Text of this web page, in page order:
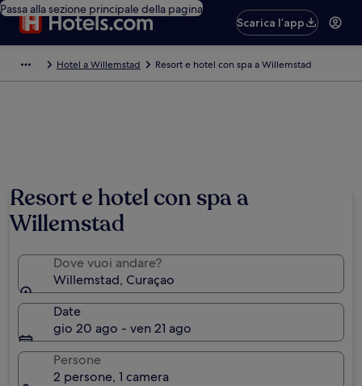
Passa alla sezione principale della pagina
Scarica l’app
Hotel a Willemstad Resort e hotel con spa a Willemstad
Resort e hotel con spa a
Willemstad
Dove vuoi andare?
Willemstad, Curaçao
Date
gio 20 ago - ven 21 ago
Persone
2 persone, 1 camera